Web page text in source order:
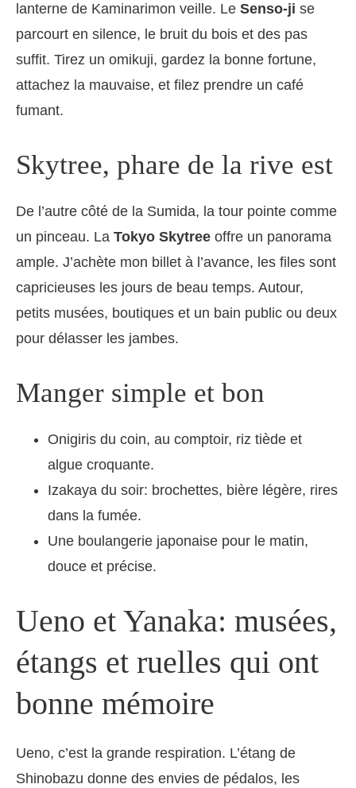
lanterne de Kaminarimon veille. Le Senso-ji se
parcourt en silence, le bruit du bois et des pas
suffit. Tirez un omikuji, gardez la bonne fortune,
attachez la mauvaise, et filez prendre un café
fumant.
Skytree, phare de la rive est
De l’autre côté de la Sumida, la tour pointe comme
un pinceau. La Tokyo Skytree offre un panorama
ample. J’achète mon billet à l’avance, les files sont
capricieuses les jours de beau temps. Autour,
petits musées, boutiques et un bain public ou deux
pour délasser les jambes.
Manger simple et bon
Onigiris du coin, au comptoir, riz tiède et
algue croquante.
Izakaya du soir: brochettes, bière légère, rires
dans la fumée.
Une boulangerie japonaise pour le matin,
douce et précise.
Ueno et Yanaka: musées,
étangs et ruelles qui ont
bonne mémoire
Ueno, c’est la grande respiration. L’étang de
Shinobazu donne des envies de pédalos, les